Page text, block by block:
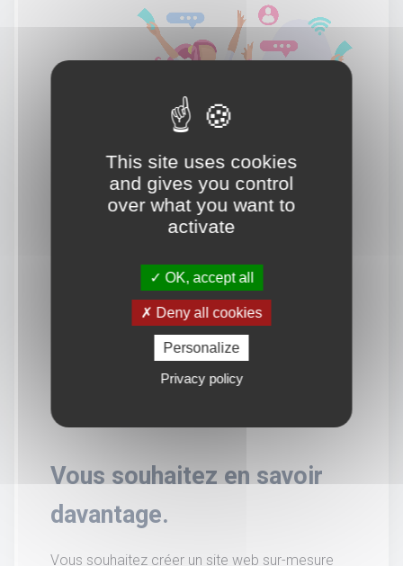
Vous souhaitez en savoir
davantage.
Vous souhaitez créer un site web sur-mesure
This site uses cookies
and gives you control
over what you want to
activate
OK, accept all
Deny all cookies
Personalize
Privacy policy